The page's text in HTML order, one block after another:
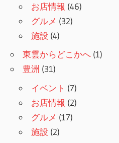
お店情報 (46)
グルメ (32)
施設 (4)
東雲からどこかへ (1)
豊洲 (31)
イベント (7)
お店情報 (2)
グルメ (17)
施設 (2)